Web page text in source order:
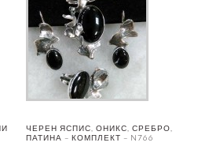
ЧЕРЕН ЯСПИС, ОНИКС, СРЕБРО,
ПАТИНА – КОМПЛЕКТ – N766